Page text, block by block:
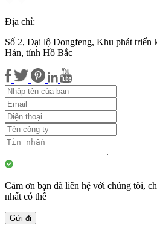
Địa chỉ:
Số 2, Đại lộ Dongfeng, Khu phát triển
Hán, tỉnh Hồ Bắc
Cảm ơn bạn đã liên hệ với chúng tôi,
nhất có thể
Gửi đi